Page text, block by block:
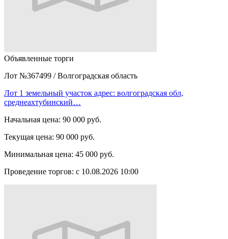
Объявленные торги
Лот №367499 / Волгоградская область
Лот 1 земельный участок адрес: волгоградская обл,
среднеахтубинский…
Начальная цена: 90 000 руб.
Текущая цена: 90 000 руб.
Минимальная цена: 45 000 руб.
Проведение торгов: с 10.08.2026 10:00